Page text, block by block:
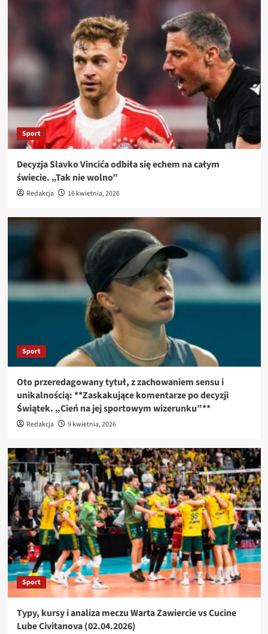
Sport
Decyzja Slavko Vincića odbiła się echem na całym
świecie. „Tak nie wolno”
Redakcja 16 kwietnia, 2026
Sport
Oto przeredagowany tytuł, z zachowaniem sensu i
unikalnością: **Zaskakujące komentarze po decyzji
Świątek. „Cień na jej sportowym wizerunku”**
Redakcja 9 kwietnia, 2026
Sport
Typy, kursy i analiza meczu Warta Zawiercie vs Cucine
Lube Civitanova (02.04.2026)